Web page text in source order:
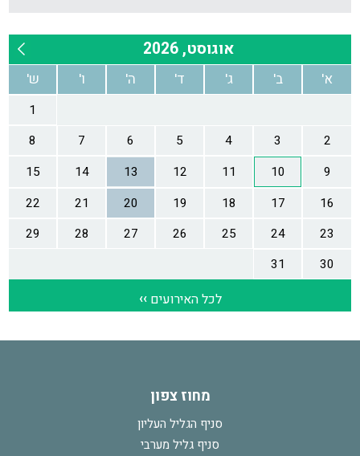
מחוז צפון
סניף הגליל העליון
סניף גליל מערבי